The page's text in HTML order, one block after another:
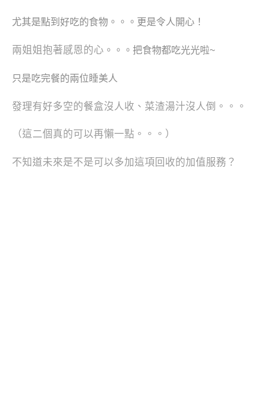
尤其是點到好吃的食物。。。更是令人開心！
兩姐姐抱著感恩的心 。。。把食物都吃光光啦~
只是吃完餐的兩位睡美人
發理有好多空的餐盒沒人收、菜渣湯汁沒人倒。。。
（這二個真的可以再懶一點。。。）
不知道未來是不是可以多加這項回收的加值服務？